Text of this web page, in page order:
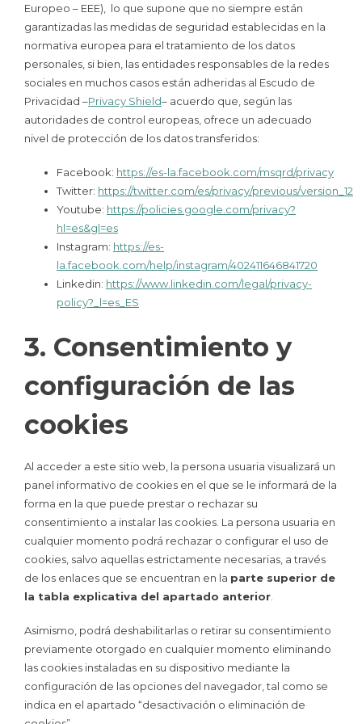
Europeo – EEE), lo que supone que no siempre están
garantizadas las medidas de seguridad establecidas en la
normativa europea para el tratamiento de los datos
personales, si bien, las entidades responsables de la redes
sociales en muchos casos están adheridas al Escudo de
Privacidad –Privacy Shield– acuerdo que, según las
autoridades de control europeas, ofrece un adecuado
nivel de protección de los datos transferidos:
Facebook: https://es-la.facebook.com/msqrd/privacy
Twitter: https://twitter.com/es/privacy/previous/version_12
Youtube: https://policies.google.com/privacy?
hl=es&gl=es
Instagram: https://es-
la.facebook.com/help/instagram/402411646841720
Linkedin: https://www.linkedin.com/legal/privacy-
policy?_l=es_ES
3. Consentimiento y
configuración de las
cookies
Al acceder a este sitio web, la persona usuaria visualizará un
panel informativo de cookies en el que se le informará de la
forma en la que puede prestar o rechazar su
consentimiento a instalar las cookies. La persona usuaria en
cualquier momento podrá rechazar o configurar el uso de
cookies, salvo aquellas estrictamente necesarias, a través
de los enlaces que se encuentran en la parte superior de
la tabla explicativa del apartado anterior
Asimismo, podrá deshabilitarlas o retirar su consentimiento
previamente otorgado en cualquier momento eliminando
las cookies instaladas en su dispositivo mediante la
configuración de las opciones del navegador, tal como se
indica en el apartado “desactivación o eliminación de